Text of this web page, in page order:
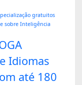
gratuitos
sobre Inteligência
Idiomas
até 180